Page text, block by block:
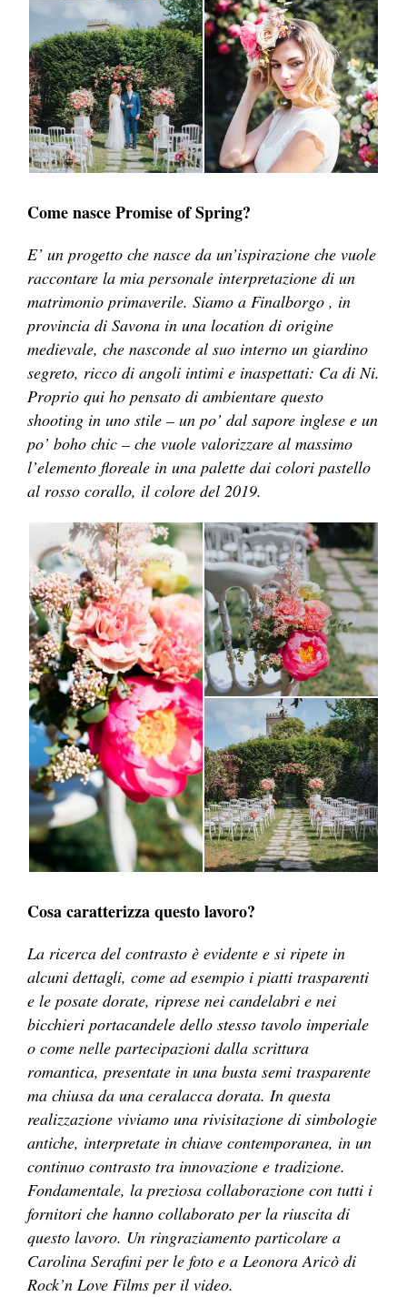
Come nasce Promise of Spring?
E’ un progetto che nasce da un’ispirazione che vuole
raccontare la mia personale interpretazione di un
matrimonio primaverile. Siamo a Finalborgo , in
provincia di Savona in una location di origine
medievale, che nasconde al suo interno un giardino
segreto, ricco di angoli intimi e inaspettati: Ca di Ni.
Proprio qui ho pensato di ambientare questo
shooting in uno stile – un po’ dal sapore inglese e un
po’ boho chic – che vuole valorizzare al massimo
l’elemento floreale in una palette dai colori pastello
al rosso corallo, il colore del 2019.
Cosa caratterizza questo lavoro?
La ricerca del contrasto è evidente e si ripete in
alcuni dettagli, come ad esempio i piatti trasparenti
e le posate dorate, riprese nei candelabri e nei
bicchieri portacandele dello stesso tavolo imperiale
o come nelle partecipazioni dalla scrittura
romantica, presentate in una busta semi trasparente
ma chiusa da una ceralacca dorata. In questa
realizzazione viviamo una rivisitazione di simbologie
antiche, interpretate in chiave contemporanea, in un
continuo contrasto tra innovazione e tradizione.
Fondamentale, la preziosa collaborazione con tutti i
fornitori che hanno collaborato per la riuscita di
questo lavoro. Un ringraziamento particolare a
Carolina Serafini per le foto e a Leonora Aricò di
Rock’n Love Films per il video.